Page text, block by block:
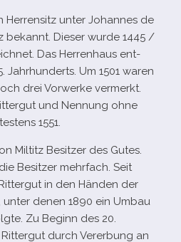
Herrensitz unter Johannes de
bekannt. Dieser wurde 1445 /​
Das Herrenhaus ent­
Jahrhunderts. Um 1501 waren
drei Vorwerke ver­merkt.
und Nennung ohne
1551.
Miltitz Besitzer des Gutes.
Besitzer mehr­fach. Seit
in den Händen der
denen 1890 ein Umbau
Zu Beginn des 20.
durch Vererbung an